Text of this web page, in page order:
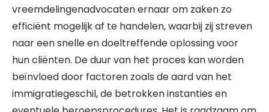
vreemdelingenadvocaten ernaar om zaken zo
efficiënt mogelijk af te handelen, waarbij zij streven
naar een snelle en doeltreffende oplossing voor
hun cliënten. De duur van het proces kan worden
beïnvloed door factoren zoals de aard van het
immigratiegeschil, de betrokken instanties en